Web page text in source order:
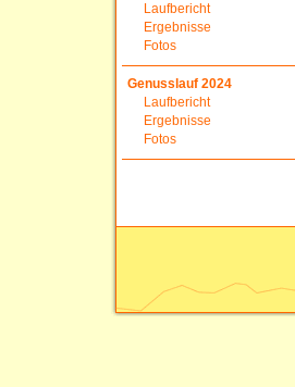
Laufbericht
Ergebnisse
Fotos
Genusslauf 2024
Laufbericht
Ergebnisse
Fotos